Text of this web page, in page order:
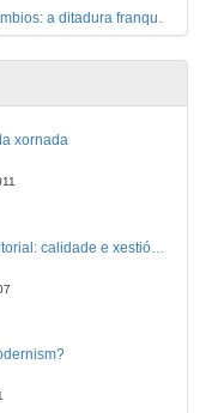
Resistir aos cambios: a ditadura franquista ante a literatura do exterior (O Boletín de Orientación Bibliográfica, 1963-1967)
xornada